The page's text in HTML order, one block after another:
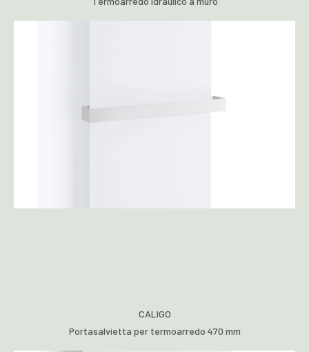
CALIGO
Portasalvietta per termoarredo 470 mm